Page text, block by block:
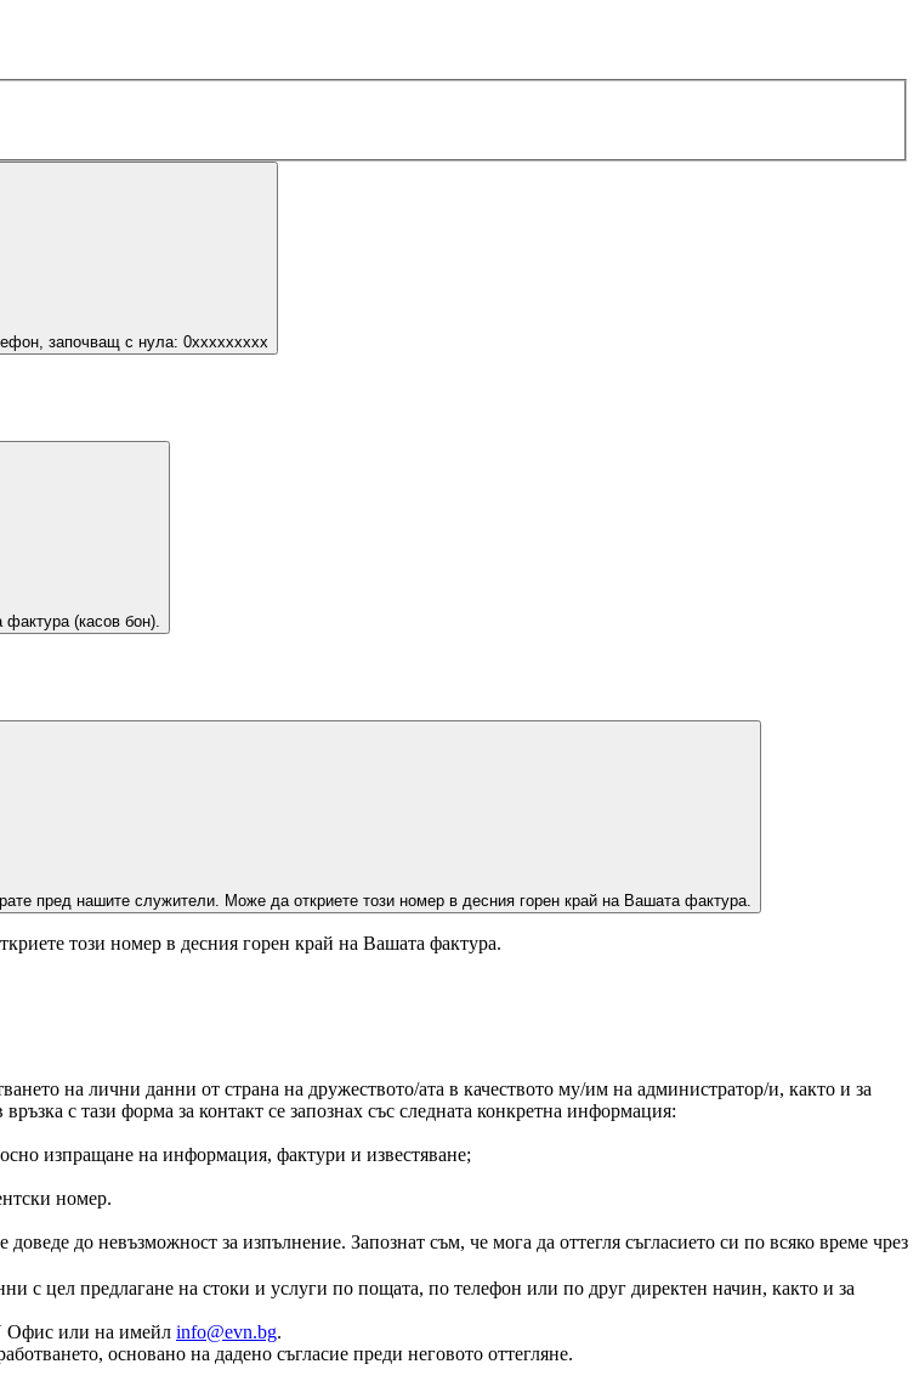
започващ с нула: 0ххххххххх
(касов бон).
пред нашите служители. Може да откриете този номер в десния горен край на Вашата фактура.
този номер в десния горен край на Вашата фактура.
на лични данни от страна на дружеството/ата в качеството му/им на администратор/и, както и за
връзка с тази форма за контакт се запознах със следната конкретна информация:
изпращане на информация, фактури и известяване;
номер.
до невъзможност за изпълнение. Запознат съм, че мога да оттегля съгласието си по всяко време чрез
с цел предлагане на стоки и услуги по пощата, по телефон или по друг директен начин, както и за
Офис или на имейл info@evn.bg.
основано на дадено съгласие преди неговото оттегляне.